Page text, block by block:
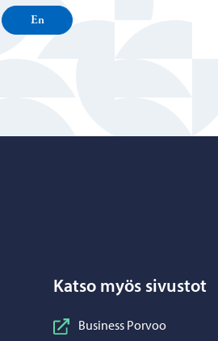
En
Katso myös sivustot
Business Porvoo